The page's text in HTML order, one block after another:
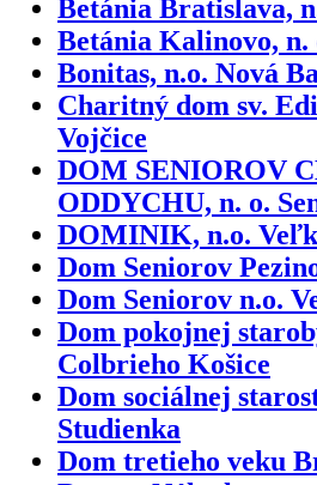
Betánia Bratislava,
Betánia Kalinovo, n.
Bonitas, n.o. Nová
Charitný dom sv.
Vojčice
DOM SENIOROV
ODDYCHU, n. o.
DOMINIK, n.o.
Dom Seniorov
Dom Seniorov n.o.
Dom pokojnej
Colbrieho Košice
Dom sociálnej
Studienka
Dom tretieho veku